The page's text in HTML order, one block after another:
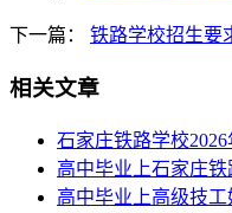
下一篇： 铁路学校招生要
相关文章
石家庄铁路学校
高中毕业上石家庄
高中毕业上高级技工